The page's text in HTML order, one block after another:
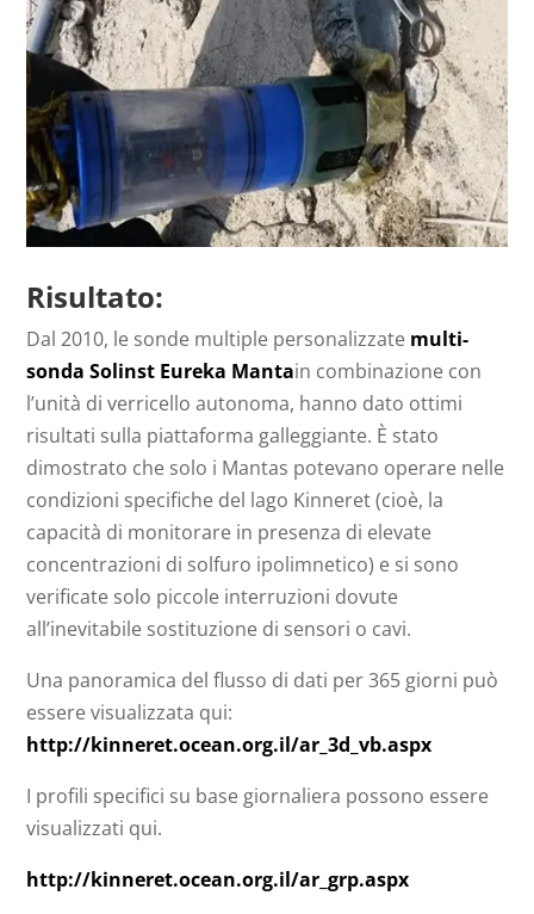
Risultato:
Dal 2010, le sonde multiple personalizzate multi-
sonda Solinst Eureka Mantain combinazione con
l’unità di verricello autonoma, hanno dato ottimi
risultati sulla piattaforma galleggiante. È stato
dimostrato che solo i Mantas potevano operare nelle
condizioni specifiche del lago Kinneret (cioè, la
capacità di monitorare in presenza di elevate
concentrazioni di solfuro ipolimnetico) e si sono
verificate solo piccole interruzioni dovute
all’inevitabile sostituzione di sensori o cavi.
Una panoramica del flusso di dati per 365 giorni può
essere visualizzata qui:
http://kinneret.ocean.org.il/ar_3d_vb.aspx
I profili specifici su base giornaliera possono essere
visualizzati qui.
http://kinneret.ocean.org.il/ar_grp.aspx